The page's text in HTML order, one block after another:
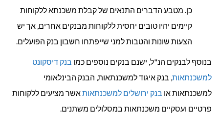
כן. מטבע הדברים התנאים של קבלת משכנתא ללקוחות
קיימים יהיו טובים יחסית ללקוחות מבנקים אחרים, אך יש
הצעות שונות והטבות למני שייפתחו חשבון בנק הפועלים.
בנוסף לבנקים הנ"ל, ישנם בנקים נוספים כמו בנק דיסקונט
למשכנתאות, בנק איגוד למשכנתאות, הבנק הבינלאומי
למשכנתאות או בנק ירושלים למשכנתאותאשר מציעים ללקוחות
פרטיים ועסקיים משכנתאות במסלולים משתנים.